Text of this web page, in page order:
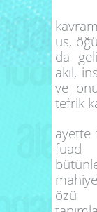
us,
da
akıl,
ve
tefrik
ayette
fuad
özü